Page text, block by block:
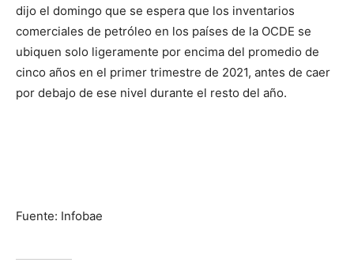
dijo el domingo que se espera que los inventarios
comerciales de petróleo en los países de la OCDE se
ubiquen solo ligeramente por encima del promedio de
cinco años en el primer trimestre de 2021, antes de caer
por debajo de ese nivel durante el resto del año.
Fuente: Infobae